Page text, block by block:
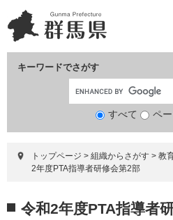
ー
ジ
ニ
ュ
て
キーワードでさがす
検
象
すべて ペ
トップページ > 組織からさがす > 教
2年度PTA指導者研修会第2部
文 令和2年度PTA指導者